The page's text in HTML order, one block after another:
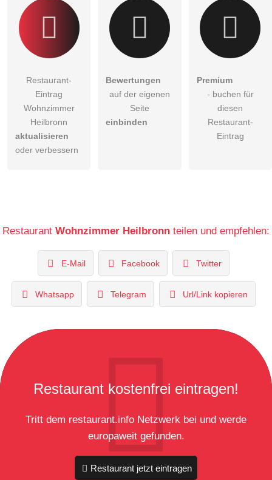
Restaurant-
Eintrag
Wohnzimmer
Heilbronn
aktualisieren
oder verbessern
Bewertungen
auf der eigenen
Seite
einbinden
Premium
- buchen für
diesen
Restaurant-
Eintrag
Restaurant Wohnzimmer Heilbronn teilen und empfehlen:
E-Mail Facebook Twitter
Whatsapp Telegram Url/Link kopieren
Restaurant kostenfrei eintragen!
Tritt dem restaurant.info Netzwerk bei und werde
europaweit gefunden.
Restaurant jetzt eintragen